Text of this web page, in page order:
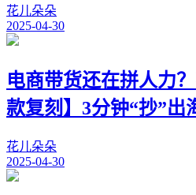
花儿朵朵
2025-04-30
电商带货还在拼人力
款复刻】3分钟“抄”出
花儿朵朵
2025-04-30